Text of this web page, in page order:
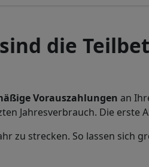
die
Vorauszahlungen an
Jahresverbrauch. Die erste
zu strecken. So lassen sich